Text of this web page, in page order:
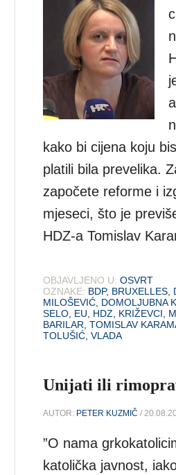
kako bi cijena koju
platili bila prevelika.
započete reforme i
mjeseci, što je
HDZ-a Tomislav
OBJAVLJENO U: OSVRT
OZNAKE: BDP, BRUXELLES
MILOŠEVIĆ DOMOLJUBNA
SELO EU HDZ KRIŽEVCI
BARILAR ,TOMISLAV
TOLUŠIĆ ,VLADA
Unijati ili
AUTOR: PETER KUZMIČ /
”O nama
katolička javnost,